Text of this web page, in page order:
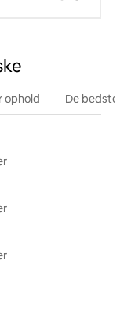
ophold De